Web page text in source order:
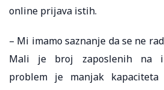
online prijava istih.
– Mi imamo saznanje da se ne
Mali je broj zaposlenih na
problem je manjak